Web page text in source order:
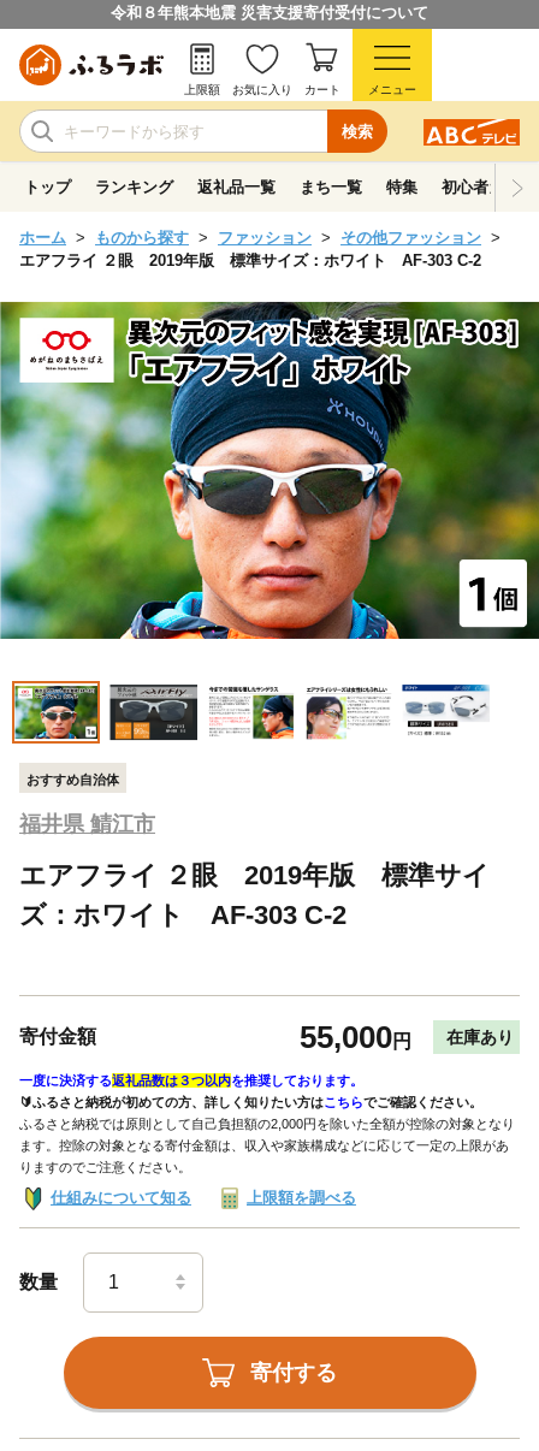
令和８年熊本地震 災害支援寄付受付について
検索
上限額 お気に入り カート メニュー
トップ ランキング 返礼品一覧 まち一覧 特集 初心者ガイド
ホーム ものから探す ファッション
その他ファッション
エアフライ ２眼 2019年版 標準サイズ：ホワイト AF-303 C-2
おすすめ自治体
福井県 鯖江市
エアフライ ２眼 2019年版 標準サイ
ズ：ホワイト AF-303 C-2
寄付金額 55,000円 在庫あり
一度に決済する返礼品数は３つ以内を推奨しております。
🔰ふるさと納税が初めての方、詳しく知りたい方はこちらでご確認ください。
ふるさと納税では原則として自己負担額の2,000円を除いた全額が控除の対象となり
ます。控除の対象となる寄付金額は、収入や家族構成などに応じて一定の上限があ
りますのでご注意ください。
仕組みについて知る 上限額を調べる
数量
寄付する